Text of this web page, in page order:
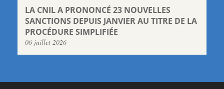
LA CNIL A PRONONCÉ 23 NOUVELLES
SANCTIONS DEPUIS JANVIER AU TITRE DE LA
PROCÉDURE SIMPLIFIÉE
06 juillet 2026